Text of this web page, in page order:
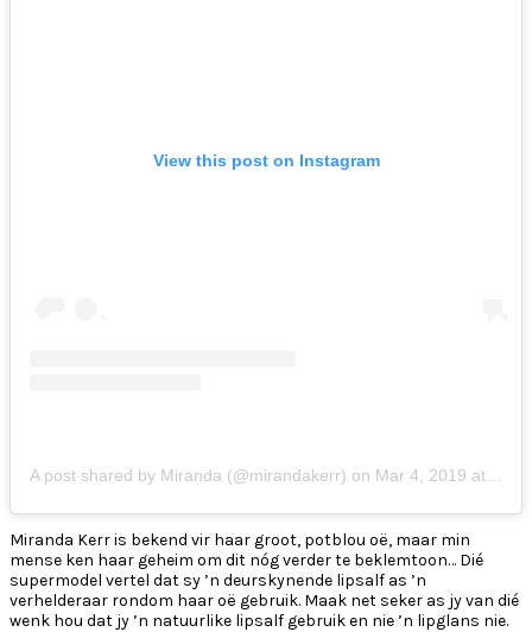
View this post on Instagram
A post shared by Miranda (@mirandakerr) on Mar 4, 2019 at 9:53am PST
Miranda Kerr is bekend vir haar groot, potblou oë, maar min
mense ken haar geheim om dit nóg verder te beklemtoon… Dié
supermodel vertel dat sy ’n deurskynende lipsalf as ’n
verhelderaar rondom haar oë gebruik. Maak net seker as jy van dié
wenk hou dat jy ’n natuurlike lipsalf gebruik en nie ’n lipglans nie.